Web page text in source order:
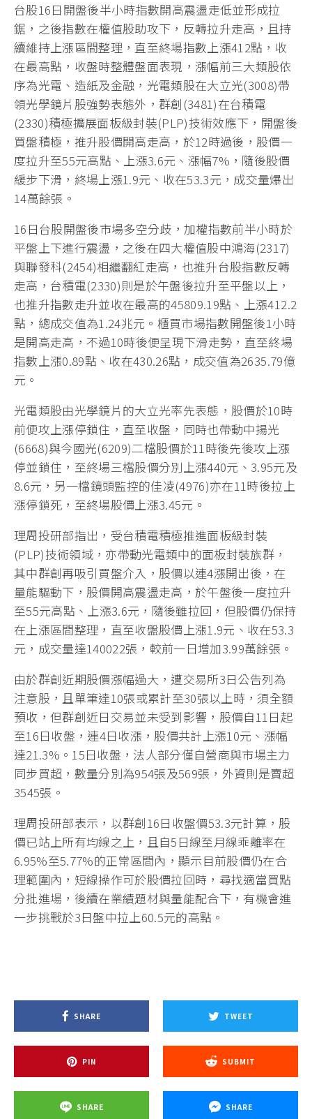
台股16日開盤後半小時指數開高震盪走低並形成拉
鋸，之後指數在權值股助攻下，反轉拉升走高，且持
續維持上漲區間整理，直至終場指數上漲412點，收
在最高點，收盤時整體盤面表現，漲幅前三大類股依
序為光電、造紙及金融，光電類股在大立光(3008)帶
領光學鏡片股強勢表態外，群創(3481)在台積電
(2330)積極擴展面板級封裝(PLP)技術效應下，開盤後
買盤積極，推升股價開高走高，於12時過後，股價一
度拉升至55元高點、上漲3.6元、漲幅7%，隨後股價
緩步下滑，終場上漲1.9元、收在53.3元，成交量爆出
14萬餘張。
16日台股開盤後市場多空分歧，加權指數前半小時於
平盤上下進行震盪，之後在四大權值股中鴻海(2317)
與聯發科(2454)相繼翻紅走高，也推升台股指數反轉
走高，台積電(2330)則是於午盤後拉升至平盤以上，
也推升指數走升並收在最高的45809.19點、上漲412.2
點，總成交值為1.24兆元。櫃買市場指數開盤後1小時
是開高走高，不過10時後便呈現下滑走勢，直至終場
指數上漲0.89點、收在430.26點，成交值為2635.79億
元。
光電類股由光學鏡片的大立光率先表態，股價於10時
前便攻上漲停鎖住，直至收盤，同時也帶動中揚光
(6668)與今國光(6209)二檔股價於11時後先後攻上漲
停並鎖住，至終場三檔股價分別上漲440元、3.95元及
8.6元，另一檔鏡頭監控的佳凌(4976)亦在11時後拉上
漲停鎖死，至終場股價上漲3.45元。
理周投研部指出，受台積電積極推進面板級封裝
(PLP)技術領域，亦帶動光電類中的面板封裝族群，
其中群創再吸引買盤介入，股價以連4漲開出後，在
量能驅動下，股價開高震盪走高，於午盤後一度拉升
至55元高點、上漲3.6元，隨後雖拉回，但股價仍保持
在上漲區間整理，直至收盤股價上漲1.9元、收在53.3
元，成交量達140022張，較前一日增加3.99萬餘張。
由於群創近期股價漲幅過大，遭交易所3日公告列為
注意股，且單筆達10張或累計至30張以上時，須全額
預收，但群創近日交易並未受到影響，股價自11日起
至16日收盤，連4日收漲，股價共計上漲10元、漲幅
達21.3%。15日收盤，法人部分僅自營商與市場主力
同步買超，數量分別為954張及569張，外資則是賣超
3545張。
理周投研部表示，以群創16日收盤價53.3元計算，股
價已站上所有均線之上，且自5日線至月線乖離率在
6.95%至5.77%的正常區間內，顯示目前股價仍在合
理範圍內，短線操作可於股價拉回時，尋找適當買點
分批進場，後續在業績題材與量能配合下，有機會進
一步挑戰於3日盤中拉上60.5元的高點。
SHARE TWEET
PIN SUBMIT
SHARE SHARE